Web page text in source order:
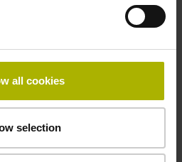
all cookies
selection
编辑自动化机床状态提供更多
StateMonitor实例的分析功
的机床网络化，用户可有效响
这是因为PlantMonitor可实时
的不同实例数据。而且，在
数据和数据的使用。